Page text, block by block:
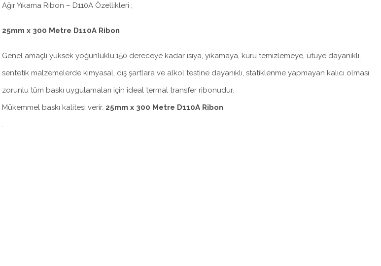
Ağır Yıkama Ribon – D110A Özellikleri ;
25mm x 300 Metre D110A Ribon
Genel amaçlı yüksek yoğunluklu,150 dereceye kadar ısıya, yıkamaya, kuru temizlemeye, ütüye dayanıklı,
sentetik malzemelerde kimyasal, dış şartlara ve alkol testine dayanıklı, statiklenme yapmayan kalıcı olması
zorunlu tüm baskı uygulamaları için ideal termal transfer ribonudur.
Mükemmel baskı kalitesi verir. 25mm x 300 Metre D110A Ribon
.